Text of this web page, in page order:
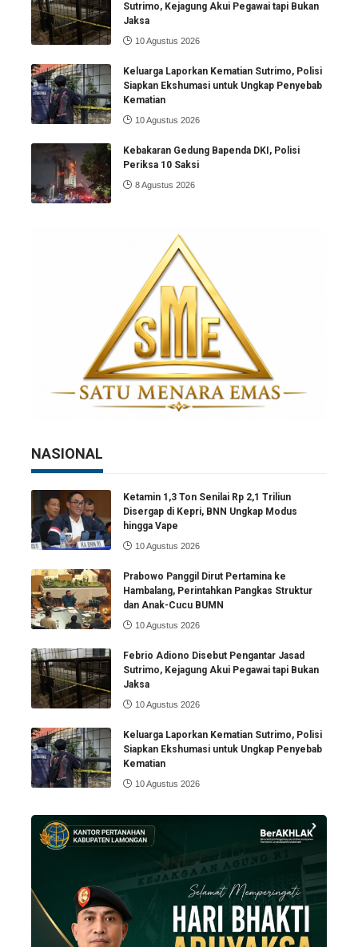
Sutrimo, Kejagung Akui Pegawai tapi Bukan
Jaksa
10 Agustus 2026
Keluarga Laporkan Kematian Sutrimo, Polisi
Siapkan Ekshumasi untuk Ungkap Penyebab
Kematian
10 Agustus 2026
Kebakaran Gedung Bapenda DKI, Polisi
Periksa 10 Saksi
8 Agustus 2026
NASIONAL
Ketamin 1,3 Ton Senilai Rp 2,1 Triliun
Disergap di Kepri, BNN Ungkap Modus
hingga Vape
10 Agustus 2026
Prabowo Panggil Dirut Pertamina ke
Hambalang, Perintahkan Pangkas Struktur
dan Anak-Cucu BUMN
10 Agustus 2026
Febrio Adiono Disebut Pengantar Jasad
Sutrimo, Kejagung Akui Pegawai tapi Bukan
Jaksa
10 Agustus 2026
Keluarga Laporkan Kematian Sutrimo, Polisi
Siapkan Ekshumasi untuk Ungkap Penyebab
Kematian
10 Agustus 2026